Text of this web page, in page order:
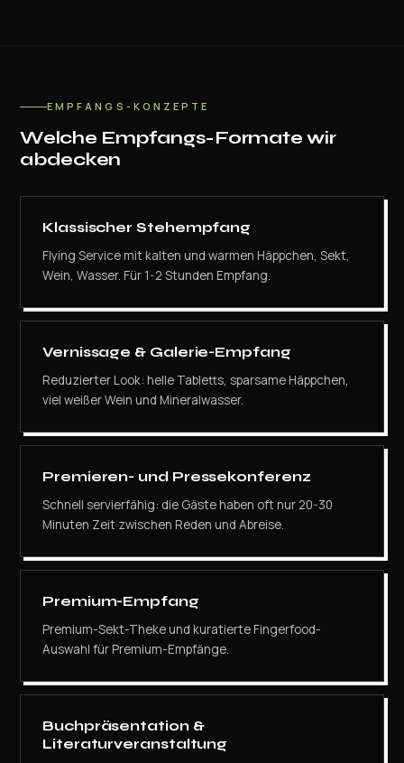
EMPFANGS-KONZEPTE
Welche Empfangs-Formate wir
abdecken
Klassischer Stehempfang
Flying Service mit kalten und warmen Häppchen, Sekt,
Wein, Wasser. Für 1-2 Stunden Empfang.
Vernissage & Galerie-Empfang
Reduzierter Look: helle Tabletts, sparsame Häppchen,
viel weißer Wein und Mineralwasser.
Premieren- und Pressekonferenz
Schnell servierfähig: die Gäste haben oft nur 20-30
Minuten Zeit zwischen Reden und Abreise.
Premium-Empfang
Premium-Sekt-Theke und kuratierte Fingerfood-
Auswahl für Premium-Empfänge.
Buchpräsentation &
Literaturveranstaltung